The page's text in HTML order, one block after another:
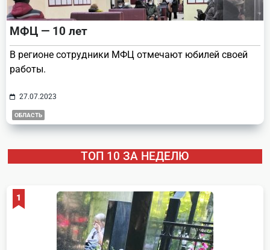
МФЦ — 10 лет
В регионе сотрудники МФЦ отмечают юбилей своей
работы.
27.07.2023
ОБЛАСТЬ
ТОП 10 ЗА НЕДЕЛЮ